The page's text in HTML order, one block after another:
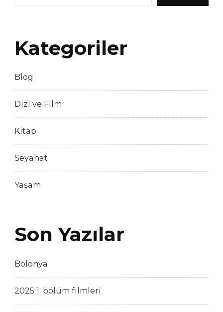
Kategoriler
Blog
Dizi ve Film
Kitap
Seyahat
Yaşam
Son Yazılar
Bolonya
2025 1. bölüm filmleri